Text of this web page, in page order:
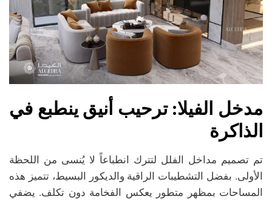
مدخل الفيلا: ترحيب أنيق ينطبع في
الذاكرة
تم تصميم مداخل الفلل لتترك انطباعاً لا يُنسى من اللحظة
الأولى. بفضل التشطيبات الراقية والديكور البسيط، تتميز هذه
المساحات بمظهر متطور يعكس الفخامة دون تكلف. يضفي